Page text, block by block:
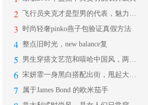
2 飞行员夹克才是型男的代表，魅力值爆表
3 时尚轻奢pinko燕子包验证真假方法
4 整点旧时光，new balance复
5 男生穿搭文艺范和嘻哈中国风，两种风格
6 宋妍霏一身黑白搭配出街，甩起大衣大步
7 属于James Bond 的欧米茄手